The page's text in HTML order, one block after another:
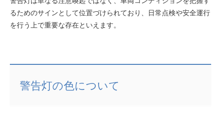
るためのサインとして位置づけられており、日常点検や安全運行
を行う上で重要な存在といえます。
警告灯の色について